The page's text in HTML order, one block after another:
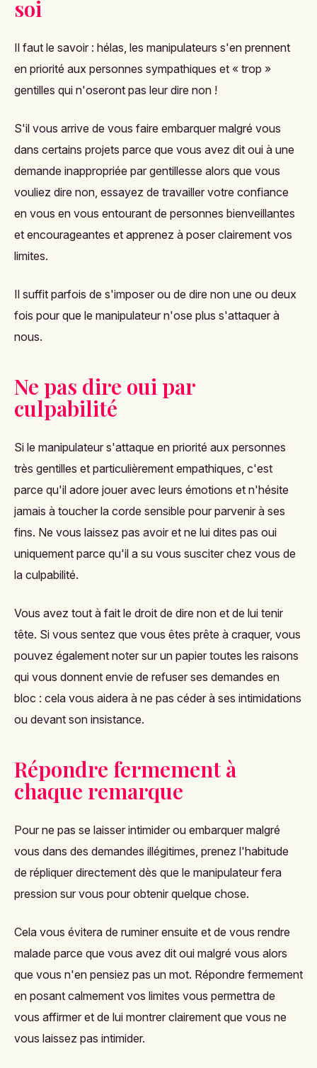
soi
Il faut le savoir : hélas, les manipulateurs s'en prennent
en priorité aux personnes sympathiques et « trop »
gentilles qui n'oseront pas leur dire non !
S'il vous arrive de vous faire embarquer malgré vous
dans certains projets parce que vous avez dit oui à une
demande inappropriée par gentillesse alors que vous
vouliez dire non, essayez de travailler votre confiance
en vous en vous entourant de personnes bienveillantes
et encourageantes et apprenez à poser clairement vos
limites.
Il suffit parfois de s'imposer ou de dire non une ou deux
fois pour que le manipulateur n'ose plus s'attaquer à
nous.
Ne pas dire oui par
culpabilité
Si le manipulateur s'attaque en priorité aux personnes
très gentilles et particulièrement empathiques, c'est
parce qu'il adore jouer avec leurs émotions et n'hésite
jamais à toucher la corde sensible pour parvenir à ses
fins. Ne vous laissez pas avoir et ne lui dites pas oui
uniquement parce qu'il a su vous susciter chez vous de
la culpabilité.
Vous avez tout à fait le droit de dire non et de lui tenir
tête. Si vous sentez que vous êtes prête à craquer, vous
pouvez également noter sur un papier toutes les raisons
qui vous donnent envie de refuser ses demandes en
bloc : cela vous aidera à ne pas céder à ses intimidations
ou devant son insistance.
Répondre fermement à
chaque remarque
Pour ne pas se laisser intimider ou embarquer malgré
vous dans des demandes illégitimes, prenez l'habitude
de répliquer directement dès que le manipulateur fera
pression sur vous pour obtenir quelque chose.
Cela vous évitera de ruminer ensuite et de vous rendre
malade parce que vous avez dit oui malgré vous alors
que vous n'en pensiez pas un mot. Répondre fermement
en posant calmement vos limites vous permettra de
vous affirmer et de lui montrer clairement que vous ne
vous laissez pas intimider.